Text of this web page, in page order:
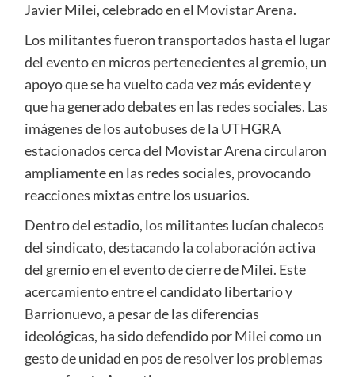
Javier Milei, celebrado en el Movistar Arena.
Los militantes fueron transportados hasta el lugar
del evento en micros pertenecientes al gremio, un
apoyo que se ha vuelto cada vez más evidente y
que ha generado debates en las redes sociales. Las
imágenes de los autobuses de la UTHGRA
estacionados cerca del Movistar Arena circularon
ampliamente en las redes sociales, provocando
reacciones mixtas entre los usuarios.
Dentro del estadio, los militantes lucían chalecos
del sindicato, destacando la colaboración activa
del gremio en el evento de cierre de Milei. Este
acercamiento entre el candidato libertario y
Barrionuevo, a pesar de las diferencias
ideológicas, ha sido defendido por Milei como un
gesto de unidad en pos de resolver los problemas